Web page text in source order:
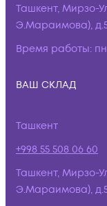
Ташкент, Мирзо-
Э.Мараимова),
Время работы:
ВАШ СКЛАД
Ташкент
+998 55 508 06 60
Ташкент, Мирзо-
Э.Мараимова),